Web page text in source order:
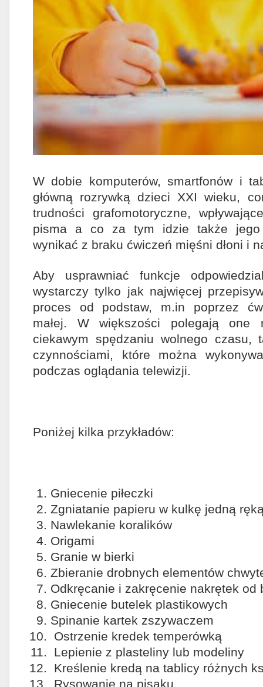
W dobie komputerów, smartfonów i
główną rozrywką dzieci XXI wieku,
trudności grafomotoryczne,
pisma a co za tym idzie także jego
wynikać z braku ćwiczeń mięśni dłoni i
Aby usprawniać funkcje
wystarczy tylko jak najwięcej
proces od podstaw, m.in poprzez
małej. W większości polegają
ciekawym spędzaniu wolnego czasu,
czynnościami, które można
podczas oglądania telewizji.
Poniżej kilka przykładów:
Gniecenie piłeczki
Zgniatanie papieru w kulkę jedną
Nawlekanie koralików
Origami
Granie w bierki
Zbieranie drobnych elementów
Odkręcanie i zakręcenie nakrętek od
Gniecenie butelek plastikowych
Spinanie kartek zszywaczem
Ostrzenie kredek temperówką
Lepienie z plasteliny lub modeliny
Kreślenie kredą na tablicy różnych
Rysowanie na pisaku